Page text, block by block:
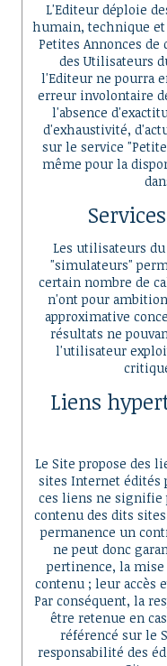
L'Editeur déploie
humain, technique
Petites Annonces
des Utilisateurs
l'Editeur ne pourra
erreur involontaire
l'absence
d'exhaustivité,
sur le service
même pour la
Les utilisateurs
"simulateurs"
certain nombre de
n'ont pour
approximative
résultats ne
l'utilisateur
Liens
Le Site propose des
sites Internet édités
ces liens ne signifie
contenu des dits
permanence un
ne peut donc
pertinence, la
contenu ; leur accès
Par conséquent, la
être retenue en
référencé sur le
responsabilité des